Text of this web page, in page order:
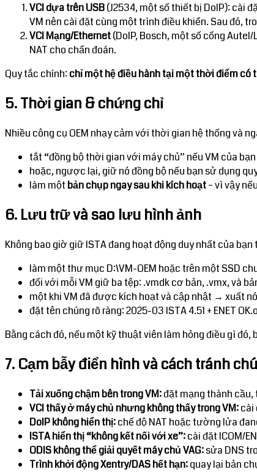
VCI dựa trên USB(J2534, một số thiết bị DoIP): cài
VM nên cài đặt cùng một trình điều khiển. Sau đó,
VCI Mạng/Ethernet(DoIP, Bosch, một số cổng
NAT cho chẩn đoán.
Quy tắc chính: chỉ một hệ điều hành tại một thời điểm có
5. Thời gian & chứng chỉ
Nhiều công cụ OEM nhạy cảm với thời gian hệ thống và
tắt “đồng bộ thời gian với máy chủ” nếu VM của
hoặc, ngược lại, giữ nó đồng bộ nếu bạn sử dụng
làm một bản chụp ngay sau khi kích hoạt– vì vậy
6. Lưu trữ và sao lưu hình ảnh
Không bao giờ giữ ISTA đang hoạt động duy nhất của
làm một thư mục D:\VM-OEM hoặc trên một SSD
đối với mỗi VM giữ ba tệp: .vmdk cơ bản, .vmx, và
một khi VM đã được kích hoạt và cập nhật → xuất
đặt tên chúng rõ ràng: 2025-03 ISTA 4.51 + ENET
Bằng cách đó, nếu một kỹ thuật viên làm hỏng điều gì
7. Cạm bẫy điển hình và cách tránh
Tải xuống chậm bên trong VM:đặt mạng thành cầu,
VCI thấy ở máy chủ nhưng không thấy trong VM:cài
DoIP không hiển thị:chế độ NAT hoặc tường lửa
ISTA hiển thị “không kết nối với xe”:cài đặt ICOM/
ODIS không thể giải quyết máy chủ VAG:sửa DNS
Trình khởi động Xentry/DAS hết hạn:quay lại bản